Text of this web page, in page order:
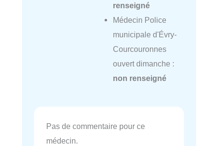
renseigné
Médecin Police
municipale d'Évry-
Courcouronnes
ouvert dimanche :
non renseigné
Pas de commentaire pour ce
médecin.